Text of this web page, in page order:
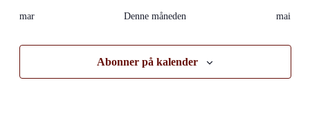
mar Denne måneden mai
Abonner på kalender